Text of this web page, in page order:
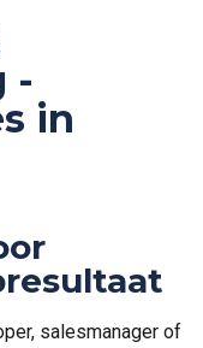
-
in
salesmanager of